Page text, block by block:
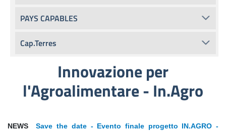
Innovazione per
l'Agroalimentare - In.Agro
NEWS
Save the date - Evento finale progetto IN.AGRO -
PAYS CAPABLES
Cap.Terres